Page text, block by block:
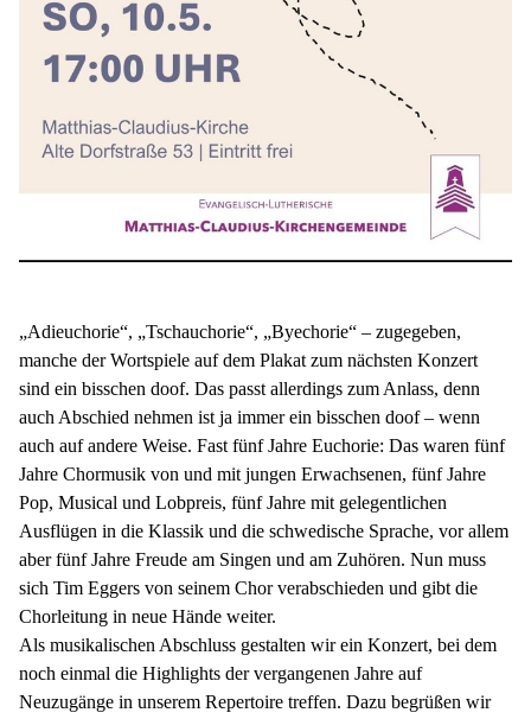
„Adieuchorie“, „Tschauchorie“, „Byechorie“ – zugegeben,
manche der Wortspiele auf dem Plakat zum nächsten Konzert
sind ein bisschen doof. Das passt allerdings zum Anlass, denn
auch Abschied nehmen ist ja immer ein bisschen doof – wenn
auch auf andere Weise. Fast fünf Jahre Euchorie: Das waren fünf
Jahre Chormusik von und mit jungen Erwachsenen, fünf Jahre
Pop, Musical und Lobpreis, fünf Jahre mit gelegentlichen
Ausflügen in die Klassik und die schwedische Sprache, vor allem
aber fünf Jahre Freude am Singen und am Zuhören. Nun muss
sich Tim Eggers von seinem Chor verabschieden und gibt die
Chorleitung in neue Hände weiter.
Als musikalischen Abschluss gestalten wir ein Konzert, bei dem
noch einmal die Highlights der vergangenen Jahre auf
Neuzugänge in unserem Repertoire treffen. Dazu begrüßen wir